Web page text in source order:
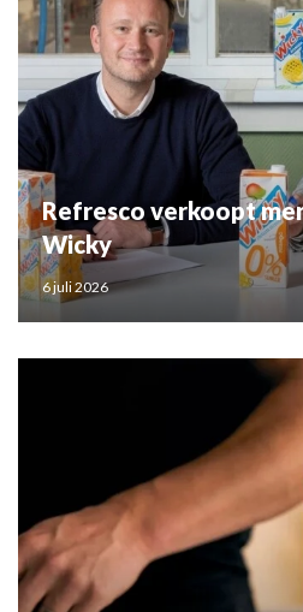
Refresco verkoopt
Wicky
6 juli 2026